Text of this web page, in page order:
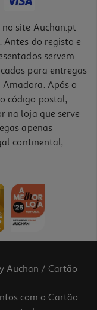
site Auchan.pt
Antes do registo e
servem
para entregas
Após o
código postal,
na loja que serve
apenas
continental,
Auchan / Cartão
com o Cartão